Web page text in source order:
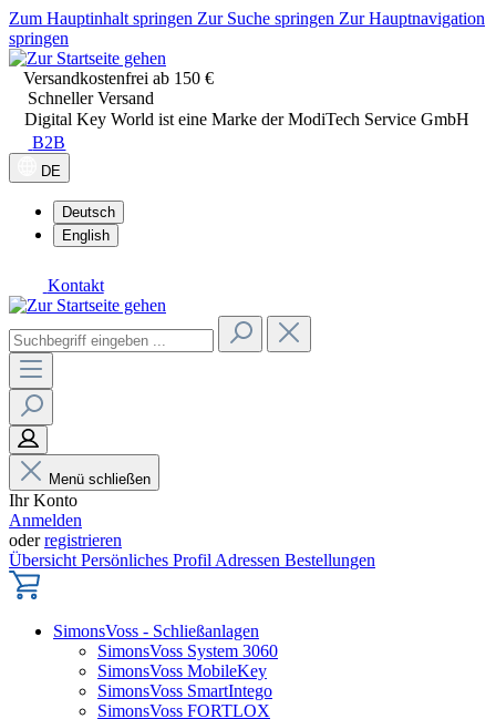
Zum Hauptinhalt springen Zur Suche springen Zur Hauptnavigation
springen
Versandkostenfrei ab 150 €
Schneller Versand
Digital Key World ist eine Marke der ModiTech Service GmbH
B2B
DE
Deutsch
English
Kontakt
Menü schließen
Ihr Konto
Anmelden
oderregistrieren
Übersicht Persönliches Profil Adressen Bestellungen
SimonsVoss - Schließanlagen
SimonsVoss System 3060
SimonsVoss MobileKey
SimonsVoss SmartIntego
SimonsVoss FORTLOX